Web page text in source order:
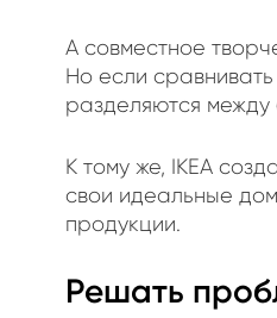
А совместное
Но если
разделяются
К тому же, IKEA
свои идеальные
продукции.
Решать